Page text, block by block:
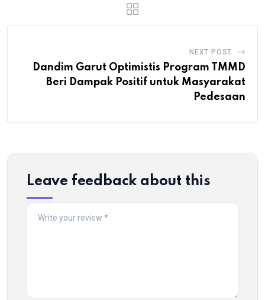
NEXT POST
Dandim Garut Optimistis Program TMMD
Beri Dampak Positif untuk Masyarakat
Pedesaan
Leave feedback about this